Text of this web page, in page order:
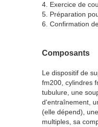
4. Exercice de
5. Préparation
6. Confirmation
Composants
Le dispositif de
fm200, cylindres
tubulure, une
d'entraînement,
(elle dépend),
multiples, sa